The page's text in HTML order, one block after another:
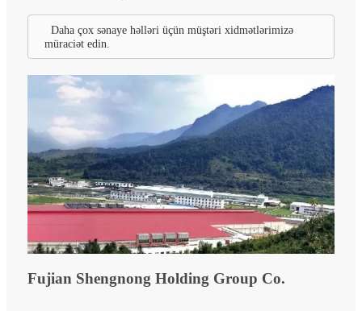
Daha çox sənaye həlləri üçün müştəri xidmətlərimizə
müraciət edin.
Fujian Shengnong Holding Group Co.